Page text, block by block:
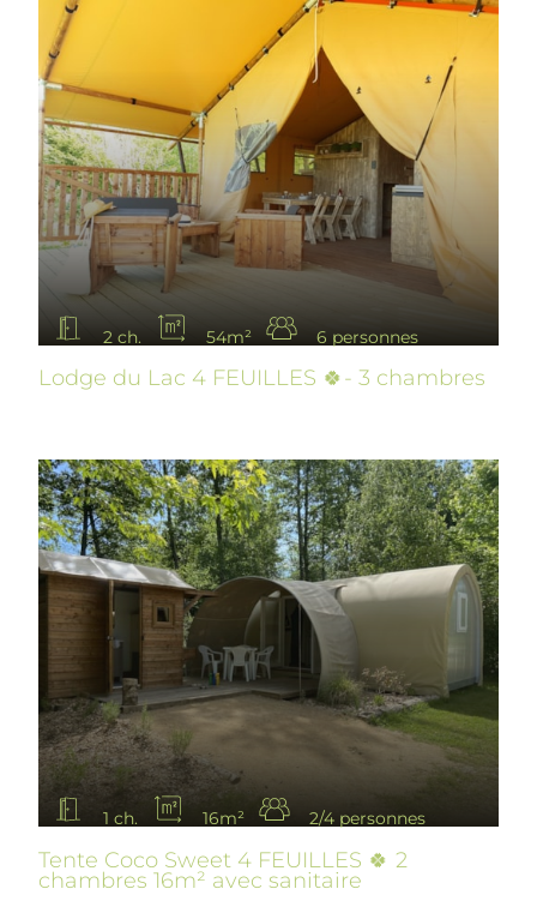
2 ch. 54m² 6 personnes
Lodge du Lac 4 FEUILLES 🍀- 3 chambres
1 ch. 16m² 2/4 personnes
Tente Coco Sweet 4 FEUILLES 🍀 2
chambres 16m² avec sanitaire